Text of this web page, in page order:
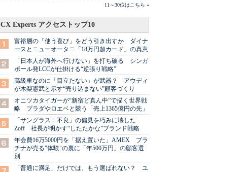
11～30位はこちら »
CX Experts アクセストップ10
富裕層の「使う喜び」をどう引き出すか ダイナ
ースとニューオータニ「18万円超カード」の真意
「日本人が海外へ行けない」を打ち破る シンガ
ポール発LCCが仕掛ける“逆張り戦略”
高級車なのに「目立たない」が武器？ アウディ
が木梨憲武と示す“売り込まない”顧客づくり
オニツカタイガーが“新宿ど真ん中”で描く世界戦
略 プラダやロエベと競う「売上1365億円の先」
「サングラス＝不良」の偏見を巧みに壊した
Zoff 社長が明かす“したたかな”ブランド戦略
年会費16万5000円を「据え置いた」AMEX プラ
チナが売る"体験"の裏に「年500万円」の顧客選
別
「普通に満足」だけでは、もう選ばれない？ ユ